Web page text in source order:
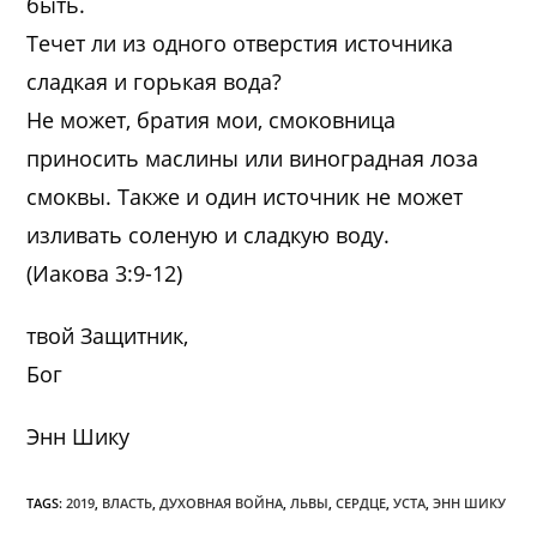
Течет ли из одного отверстия источника
сладкая и горькая вода?
Не может, братия мои, смоковница
приносить маслины или виноградная лоза
смоквы. Также и один источник не может
изливать соленую и сладкую воду.
(Иакова 3:9-12)
твой Защитник,
Бог
Энн Шику
TAGS:2019, ВЛАСТЬ, ДУХОВНАЯ ВОЙНА, ЛЬВЫ, СЕРДЦЕ, УСТА, ЭНН ШИКУ